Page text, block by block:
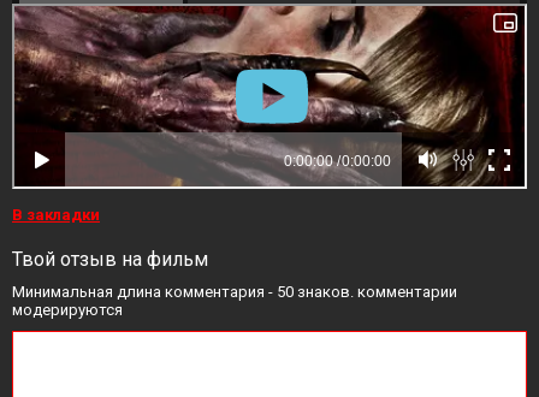
В закладки
Твой отзыв на фильм
Минимальная длина комментария - 50 знаков. комментарии
модерируются